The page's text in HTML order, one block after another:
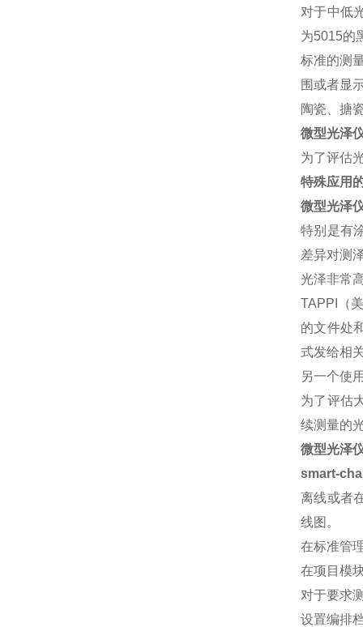
对于中低
为5015的
标准的测
围或者显
陶瓷、搪
微型光泽
为了评估
特殊应用
微型光泽
特别是有
差异对测
光泽非常
TAPPI（
的文件处
式发给相
另一个使
为了评估
续测量的
微型光泽
smart-
离线或者
线图。
在标准管
在项目模
对于要求
设置编排